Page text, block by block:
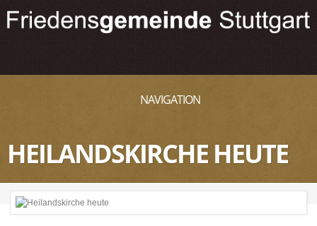
NAVIGATION
HEILANDSKIRCHE HEUTE